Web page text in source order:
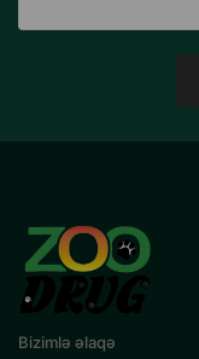
Bizimlə əlaqə